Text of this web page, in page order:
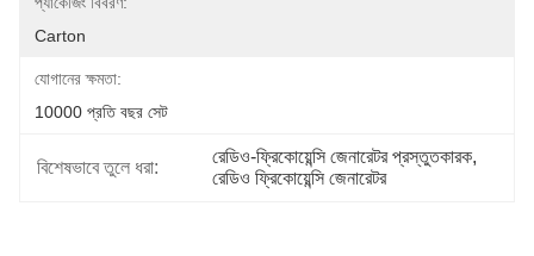
Carton
যোগানের ক্ষমতা:
10000 প্রতি বছর সেট
বিশেষভাবে তুলে ধরা:
রেডিও-ফ্রিকোয়েন্সি জেনারেটর প্রস্তুতকারক,
রেডিও ফ্রিকোয়েন্সি জেনারেটর